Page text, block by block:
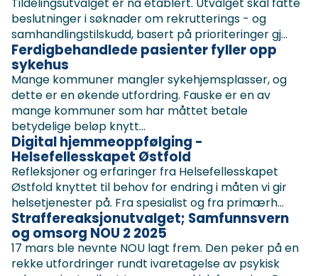
Tildelingsutvalget er nå etablert. Utvalget skal fatte
beslutninger i søknader om rekrutterings - og
samhandlingstilskudd, basert på prioriteringer gj...
Ferdigbehandlede pasienter fyller opp
sykehus
Mange kommuner mangler sykehjemsplasser, og
dette er en økende utfordring. Fauske er en av
mange kommuner som har måttet betale
betydelige beløp knytt...
Digital hjemmeoppfølging -
Helsefellesskapet Østfold
Refleksjoner og erfaringer fra Helsefellesskapet
Østfold knyttet til behov for endring i måten vi gir
helsetjenester på. Fra spesialist og fra primærh...
Straffereaksjonutvalget; Samfunnsvern
og omsorg NOU 2 2025
17 mars ble nevnte NOU lagt frem. Den peker på en
rekke utfordringer rundt ivaretagelse av psykisk